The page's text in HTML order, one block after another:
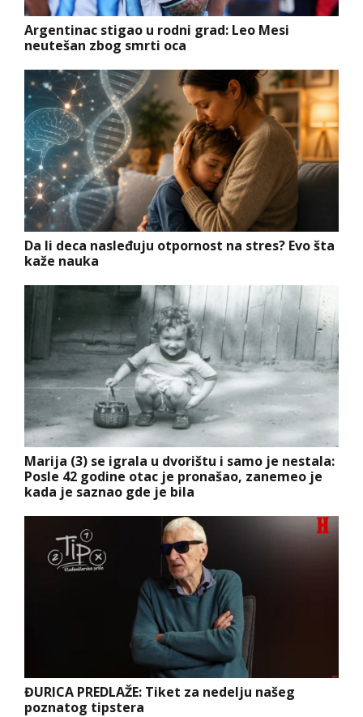
Argentinac stigao u rodni grad: Leo Mesi
neutešan zbog smrti oca
Da li deca nasleđuju otpornost na stres? Evo šta
kaže nauka
Marija (3) se igrala u dvorištu i samo je nestala:
Posle 42 godine otac je pronašao, zanemeo je
kada je saznao gde je bila
ĐURICA PREDLAŽE: Tiket za nedelju našeg
poznatog tipstera